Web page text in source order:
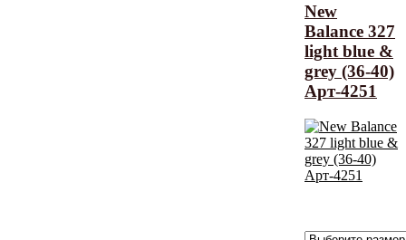
New
Balance 327
light blue &
grey (36-40)
Арт-4251